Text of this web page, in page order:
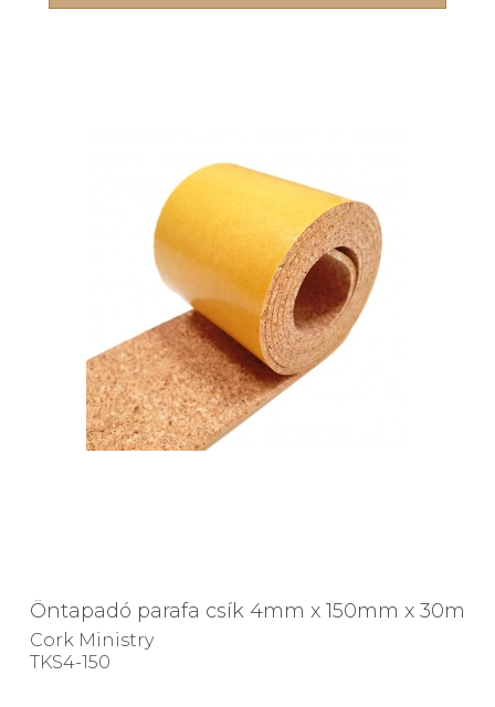
Öntapadó parafa csík 4mm x 150mm x 30m
Cork Ministry
TKS4-150